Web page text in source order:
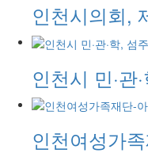
인천시의회,
인천시 민·관
인천여성가